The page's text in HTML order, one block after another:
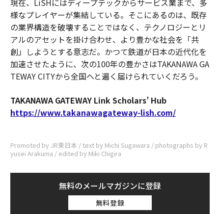
現在、LiSHにはディープテックからサービス業まで、多
様なプレイヤーが集結している。そこにあるのは、既存
の業界構造を破壊することではなく、テクノロジーとリ
アルのアセットを掛け合わせ、より豊かな社会を「共
創」しようとする意志だ。かつて鉄道が日本の近代化を
加速させたように、次の100年の豊かさはTAKANAWA GA
TEWAY CITYから全国へと遍く届けられていくだろう。
TAKANAWA GATEWAY Link Scholars’ Hub
https://www.takanawagateway-lish.com/
Promoted by JR東日本 / text by Michi Sugawara / photographs by R
yusei Arakuma / edited by Miki Chigira
無料のメールマガジンに登録
無料登録